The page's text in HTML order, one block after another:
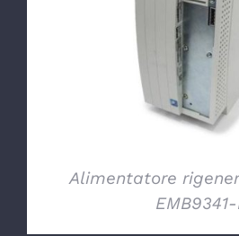
DETTAGLI
Alimentatore